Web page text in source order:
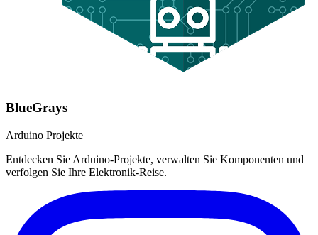
BlueGrays
Arduino Projekte
Entdecken Sie Arduino-Projekte, verwalten Sie Komponenten und
verfolgen Sie Ihre Elektronik-Reise.